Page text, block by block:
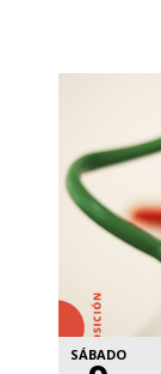
SÁBADO